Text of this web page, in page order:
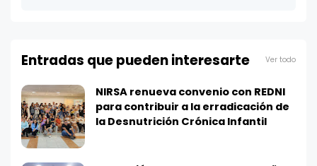
Entradas que pueden interesarte Ver todo
NIRSA renueva convenio con REDNI
para contribuir a la erradicación de
la Desnutrición Crónica Infantil